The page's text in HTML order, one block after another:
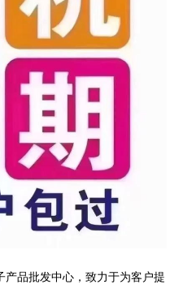
品批发中心，致力于为客户提